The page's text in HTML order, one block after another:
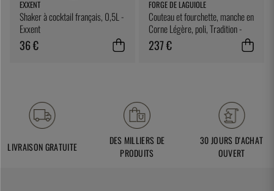
EXXENT
Shaker à cocktail français, 0,5L -
Exxent
36 €
FORGE DE LAGUIOLE
Couteau et fourchette, manche en
Corne Légère, poli, Tradition -
Forge de Laguiole
237 €
LIVRAISON GRATUITE
DES MILLIERS DE
PRODUITS
30 JOURS D'ACHAT
OUVERT